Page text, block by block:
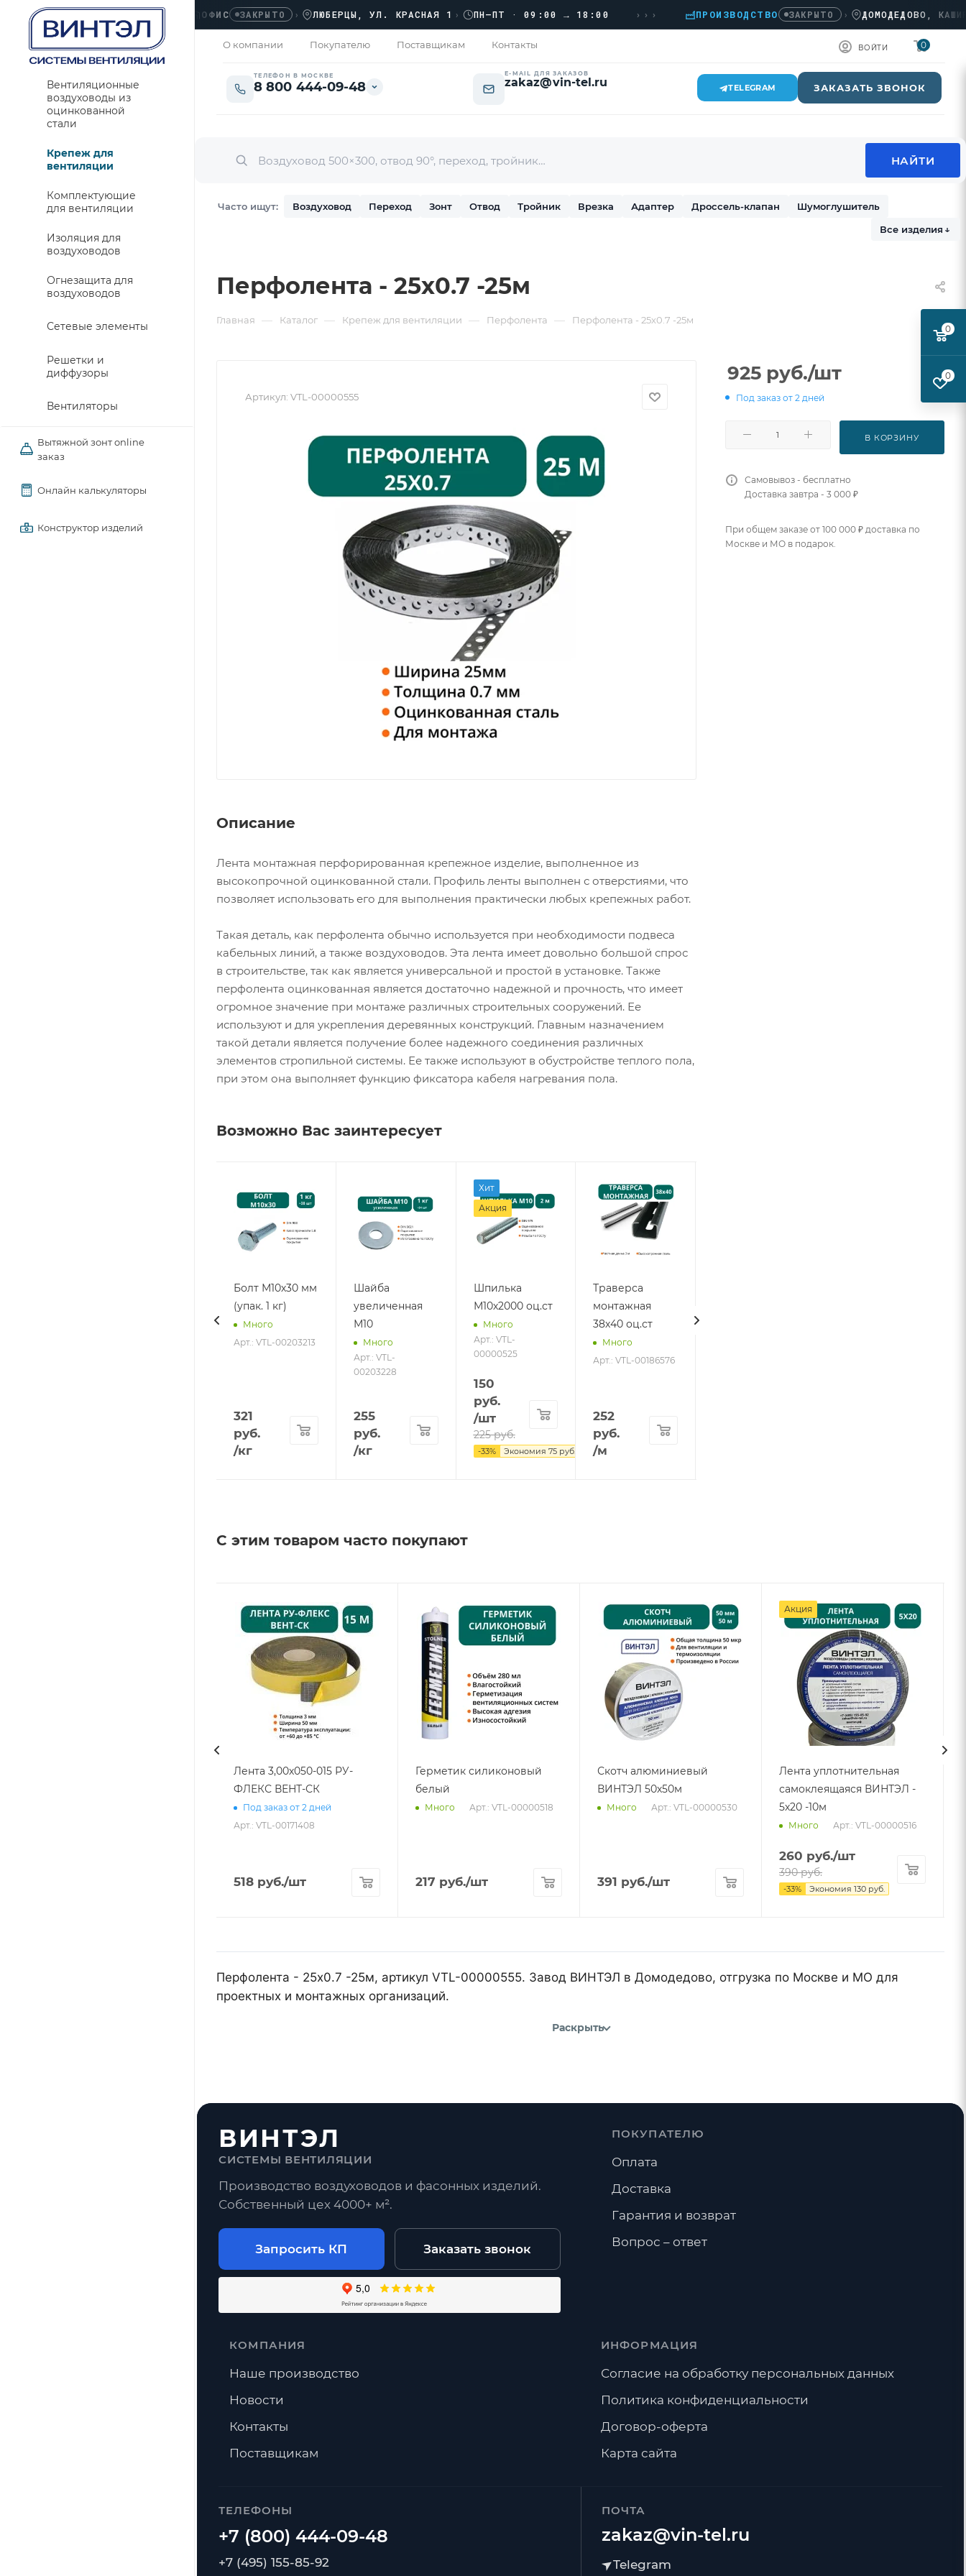
ЗАКРЫТО › ЛЮБЕРЦЫ, УЛ. КРАСНАЯ 1› ПН–ПТ · 09:00 → 18:00 ››› ПРОИЗВОДСТВО ЗАКРЫТО › ДОМОДЕДОВО,
О компании Покупателю Поставщикам Контакты ВОЙТИ 0
ТЕЛЕФОН В МОСКВЕ
8 800 444-09-48
E-MAIL ДЛЯ ЗАКАЗОВ
zakaz@vin-tel.ru TELEGRAM ЗАКАЗАТЬ ЗВОНОК
Часто ищут: Воздуховод Переход Зонт Отвод Тройник Врезка Адаптер Дроссель-клапан
Шумоглушитель
Все изделия ↓
Вентиляционные
воздуховоды из
оцинкованной
стали
Крепеж для
вентиляции
Комплектующие
для вентиляции
Изоляция для
воздуховодов
Огнезащита для
воздуховодов
Сетевые элементы
Решетки и
диффузоры
Вентиляторы
Вытяжной зонт online
заказ
Онлайн калькуляторы
Конструктор изделий
Перфолента - 25х0.7 -25м
Главная — Каталог — Крепеж для вентиляции — Перфолента — Перфолента - 25х0.7 -25м
Артикул: VTL-00000555
Описание
Лента монтажная перфорированная крепежное изделие, выполненное из
высокопрочной оцинкованной стали. Профиль ленты выполнен с отверстиями, что
позволяет использовать его для выполнения практически любых крепежных работ.
Такая деталь, как перфолента обычно используется при необходимости подвеса
кабельных линий, а также воздуховодов. Эта лента имеет довольно большой спрос
в строительстве, так как является универсальной и простой в установке. Также
перфолента оцинкованная является достаточно надежной и прочность, что имеет
огромное значение при монтаже различных строительных сооружений. Ее
используют и для укрепления деревянных конструкций. Главным назначением
такой детали является получение более надежного соединения различных
элементов стропильной системы. Ее также используют в обустройстве теплого пола,
при этом она выполняет функцию фиксатора кабеля нагревания пола.
Возможно Вас заинтересует
Болт М10х30 мм
(упак. 1 кг)
Много
Арт.: VTL-00203213
321
руб.
/кг
Шайба
увеличенная
М10
Много
Арт.: VTL-
00203228
255
руб.
/кг
Хит
Акция
Шпилька
М10х2000 оц.ст
Много
Арт.: VTL-
00000525
150
руб.
/шт
225руб.
-33% Экономия 75руб.
Траверса
монтажная
38х40 оц.ст
Много
Арт.: VTL-00186576
252
руб.
/м
925 руб./шт
Под заказ от 2 дней
В КОРЗИНУ
Самовывоз - бесплатно
Доставка завтра - 3 000 ₽
При общем заказе от 100 000 ₽ доставка по
Москве и МО в подарок.
С этим товаром часто покупают
Лента 3,00х050-015 РУ-
ФЛЕКС ВЕНТ-СК
Под заказ от 2 дней
Арт.: VTL-00171408
518 руб./шт
Герметик силиконовый
белый
Много Арт.: VTL-00000518
217 руб./шт
Скотч алюминиевый
ВИНТЭЛ 50х50м
Много Арт.: VTL-00000530
391 руб./шт
Акция
Лента уплотнительная
самоклеящаяся ВИНТЭЛ -
5х20 -10м
Много Арт.: VTL-00000516
260 руб./шт
390руб.
-33% Экономия 130 руб.
Перфолента - 25х0.7 -25м, артикул VTL-00000555. Завод ВИНТЭЛ в Домодедово, отгрузка по Москве и МО для
проектных и монтажных организаций.
Раскрыть
ВИНТЭЛ
СИСТЕМЫ ВЕНТИЛЯЦИИ
Производство воздуховодов и фасонных изделий.
Собственный цех 4000+ м².
Запросить КП Заказать звонок
ТЕЛЕФОНЫ
+7 (495) 155-85-92
ПОЧТА
zakaz@vin-tel.ru
ПОКУПАТЕЛЮ
Оплата
Доставка
Гарантия и возврат
Вопрос – ответ
КОМПАНИЯ
Наше производство
Новости
Контакты
Поставщикам
ИНФОРМАЦИЯ
Согласие на обработку персональных данных
Политика конфиденциальности
Договор-оферта
Карта сайта
0
0